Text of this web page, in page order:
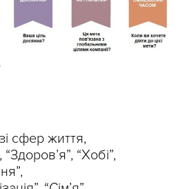
сфер життя,
“Хобі”,